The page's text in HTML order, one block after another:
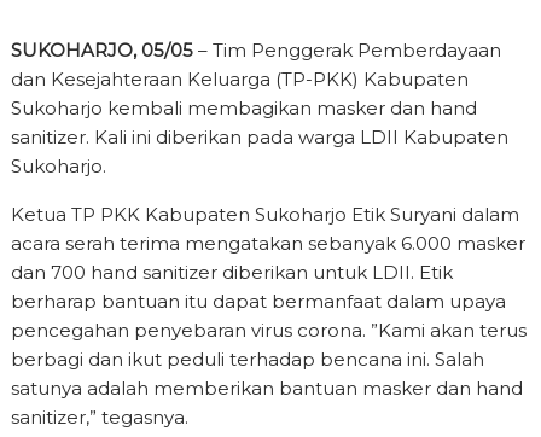
SUKOHARJO, 05/05– Tim Penggerak Pemberdayaan
dan Kesejahteraan Keluarga (TP-PKK) Kabupaten
Sukoharjo kembali membagikan masker dan hand
sanitizer. Kali ini diberikan pada warga LDII Kabupaten
Sukoharjo.
Ketua TP PKK Kabupaten Sukoharjo Etik Suryani dalam
acara serah terima mengatakan sebanyak 6.000 masker
dan 700 hand sanitizer diberikan untuk LDII. Etik
berharap bantuan itu dapat bermanfaat dalam upaya
pencegahan penyebaran virus corona. ”Kami akan terus
berbagi dan ikut peduli terhadap bencana ini. Salah
satunya adalah memberikan bantuan masker dan hand
sanitizer,” tegasnya.